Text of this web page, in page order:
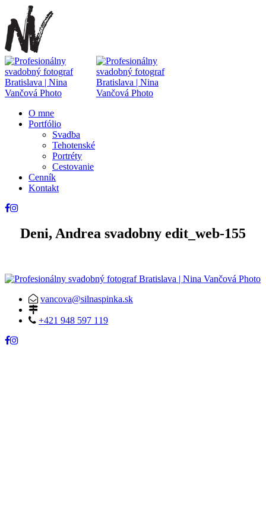
O mne
Portfólio
Svadba
Tehotenské
Portréty
Cestovanie
Cenník
Kontakt
Deni, Andrea svadobny edit_web-155
vancova@silnaspinka.sk
+421 948 597 119